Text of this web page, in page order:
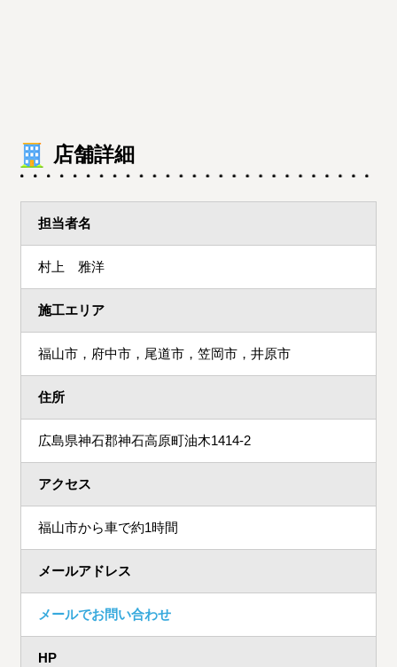
店舗詳細
担当者名
村上 雅洋
施工エリア
福山市，府中市，尾道市，笠岡市，井原市
住所
広島県神石郡神石高原町油木1414-2
アクセス
福山市から車で約1時間
メールアドレス
メールでお問い合わせ
HP